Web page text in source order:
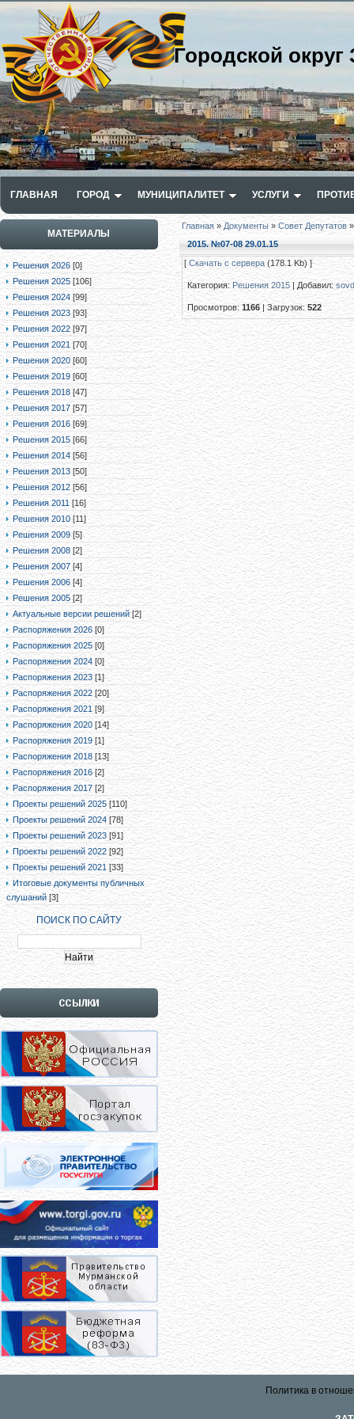
Городской
ГЛАВНАЯ ГОРОД МУНИЦИПАЛИТЕТ УСЛУГИ
МАТЕРИАЛЫ
Решения 2026 [0]
Решения 2025 [106]
Решения 2024 [99]
Решения 2023 [93]
Решения 2022 [97]
Решения 2021 [70]
Решения 2020 [60]
Решения 2019 [60]
Решения 2018 [47]
Решения 2017 [57]
Решения 2016 [69]
Решения 2015 [66]
Решения 2014 [56]
Решения 2013 [50]
Решения 2012 [56]
Решения 2011 [16]
Решения 2010 [11]
Решения 2009 [5]
Решения 2008 [2]
Решения 2007 [4]
Решения 2006 [4]
Решения 2005 [2]
Актуальные версии решений [2]
Распоряжения 2026 [0]
Распоряжения 2025 [0]
Распоряжения 2024 [0]
Распоряжения 2023 [1]
Распоряжения 2022 [20]
Распоряжения 2021 [9]
Распоряжения 2020 [14]
Распоряжения 2019 [1]
Распоряжения 2018 [13]
Распоряжения 2016 [2]
Распоряжения 2017 [2]
Проекты решений 2025 [110]
Проекты решений 2024 [78]
Проекты решений 2023 [91]
Проекты решений 2022 [92]
Проекты решений 2021 [33]
Итоговые документы публичных
слушаний [3]
ПОИСК ПО САЙТУ
Главная» Документы »Совет Депутатов
2015. №07-08 29.01.15
[Скачать с сервера (178.1 Kb) ]
Категория: Решения 2015 | Добавил:
Просмотров:1166|Загрузок: 522
Политика в